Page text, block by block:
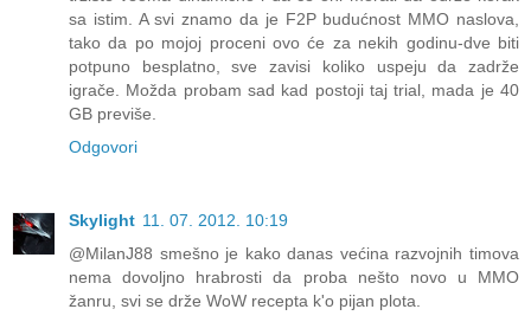
sa istim. A svi znamo da je F2P budućnost MMO naslova,
tako da po mojoj proceni ovo će za nekih godinu-dve biti
potpuno besplatno, sve zavisi koliko uspeju da zadrže
igrače. Možda probam sad kad postoji taj trial, mada je 40
GB previše.
Odgovori
Skylight 11. 07. 2012. 10:19
@MilanJ88 smešno je kako danas većina razvojnih timova
nema dovoljno hrabrosti da proba nešto novo u MMO
žanru, svi se drže WoW recepta k'o pijan plota.